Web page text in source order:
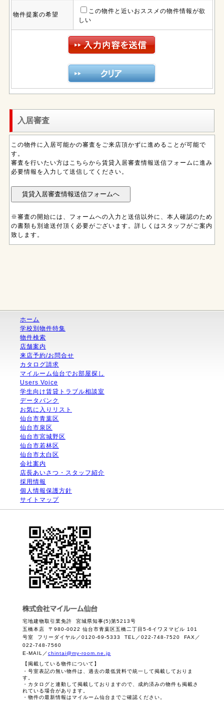
物件提案の希望
この物件と近いおススメの物件情報が欲
しい
入居審査
この物件に入居可能かの審査をご来店頂かずに進めることが可能で
す。
審査を行いたい方はこちらから賃貸入居審査情報送信フォームに進み
必要情報を入力して送信してください。
※審査の開始には、フォームへの入力と送信以外に、本人確認のため
の書類も別途送付頂く必要がございます。詳しくはスタッフがご案内
致します。
ホーム
学校別物件特集
物件検索
店舗案内
来店予約/お問合せ
カタログ請求
マイルーム仙台でお部屋探し
Users Voice
学生向け賃貸トラブル相談室
データバンク
お気に入りリスト
仙台市青葉区
仙台市泉区
仙台市宮城野区
仙台市若林区
仙台市太白区
会社案内
店長あいさつ・スタッフ紹介
採用情報
個人情報保護方針
サイトマップ
宅地建物取引業免許 宮城県知事(5)第5213号
五橋本店 〒980-0022 仙台市青葉区五橋二丁目5-6イワヌマビル 101
号室 フリーダイヤル／0120-69-5333 TEL／022-748-7520 FAX／
022-748-7560
E-MAIL／chintai@my-room.ne.jp
【掲載している物件について】
・号室表記の無い物件は、過去の最低賃料で統一して掲載しておりま
す。
・カタログと連動して掲載しておりますので、成約済みの物件も掲載さ
れている場合があります。
・物件の最新情報はマイルーム仙台までご確認ください。